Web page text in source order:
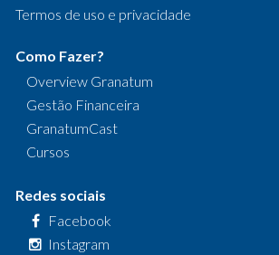
Termos de uso e privacidade
Como Fazer?
Overview Granatum
Gestão Financeira
GranatumCast
Cursos
Redes sociais
Facebook
Instagram